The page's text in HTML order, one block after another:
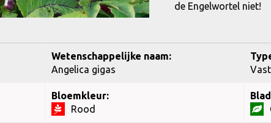
de Engelwortel niet!
Wetenschappelijke naam:
Angelica gigas
Bloemkleur:
Rood